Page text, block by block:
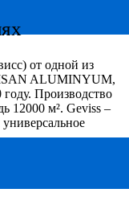
от одной из
ALUMINYUM,
году. Производство
12000 м². Geviss –